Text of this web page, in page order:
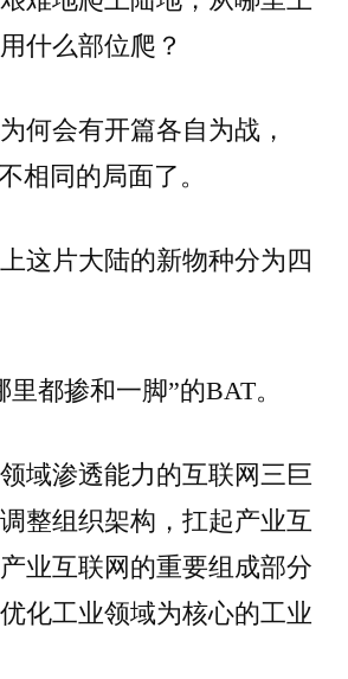
什么部位爬？
何会有开篇各自为战，
相同的局面了。
这片大陆的新物种分为四
都掺和一脚”的BAT。
域渗透能力的互联网三巨
整组织架构，扛起产业互
业互联网的重要组成部分
化工业领域为核心的工业